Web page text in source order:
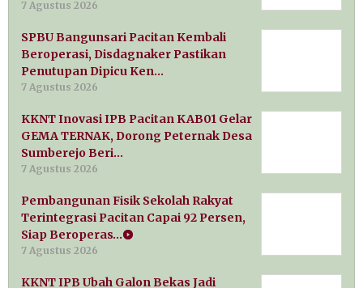
7 Agustus 2026
SPBU Bangunsari Pacitan Kembali
Beroperasi, Disdagnaker Pastikan
Penutupan Dipicu Ken…
7 Agustus 2026
KKNT Inovasi IPB Pacitan KAB01 Gelar
GEMA TERNAK, Dorong Peternak Desa
Sumberejo Beri…
7 Agustus 2026
Pembangunan Fisik Sekolah Rakyat
Terintegrasi Pacitan Capai 92 Persen,
Siap Beroperas…
7 Agustus 2026
KKNT IPB Ubah Galon Bekas Jadi